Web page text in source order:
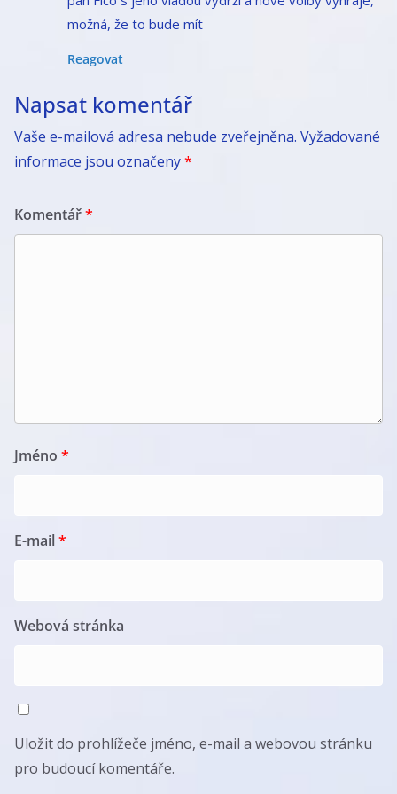
možná, že to bude mít
Reagovat
Napsat komentář
Vaše e-mailová adresa nebude zveřejněna. Vyžadované
informace jsou označeny*
Komentář*
Jméno *
E-mail*
Webová stránka
Uložit do prohlížeče jméno, e-mail a webovou stránku
pro budoucí komentáře.